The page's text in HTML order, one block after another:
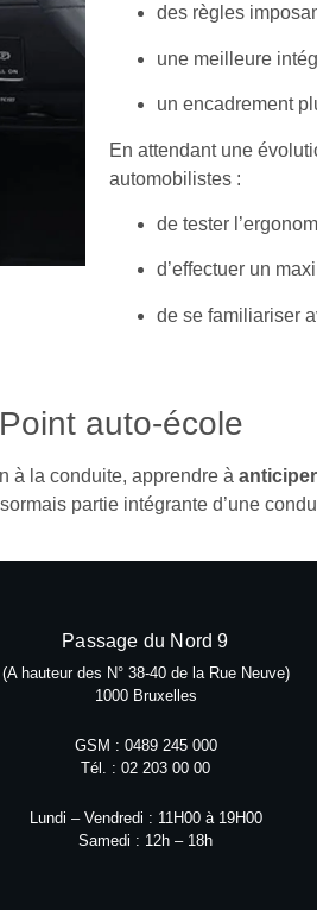
des règles
une meilleure
un encadrement
En attendant une
automobilistes :
de tester
d’effectuer un
de se familiariser
Point auto-école
à la conduite, apprendre à
partie intégrante d’une
Passage du Nord 9
(A hauteur des N° 38-40 de la Rue Neuve)
1000 Bruxelles
GSM : 0489 245 000
Tél. : 02 203 00 00
Lundi – Vendredi : 11H00 à 19H00
Samedi : 12h – 18h